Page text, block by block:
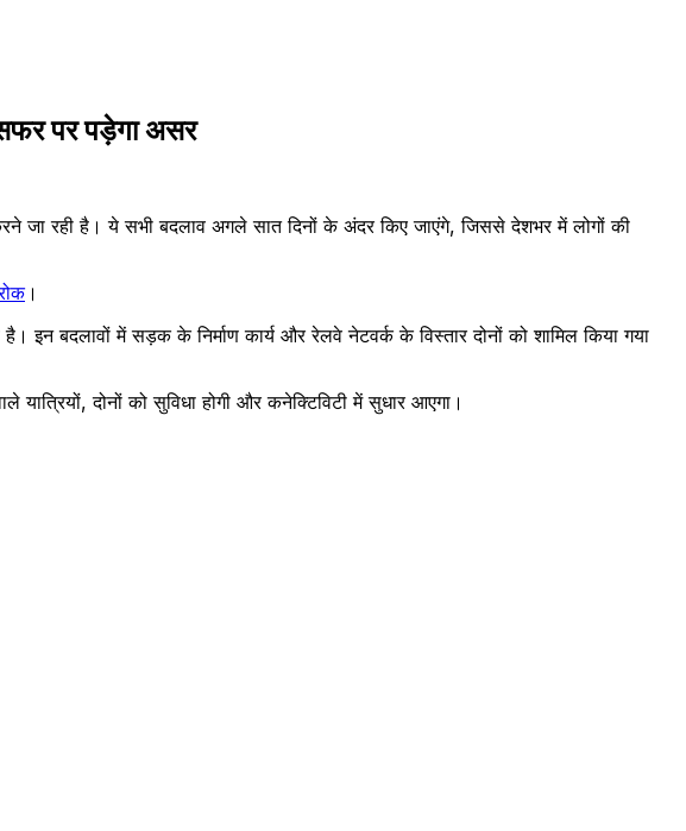
पर पड़ेगा असर
रही है। ये सभी बदलाव अगले सात दिनों के अंदर किए जाएंगे, जिससे देशभर में लोगों की
।
बदलावों में सड़क के निर्माण कार्य और रेलवे नेटवर्क के विस्तार दोनों को शामिल किया गया
दोनों को सुविधा होगी और कनेक्टिविटी में सुधार आएगा।